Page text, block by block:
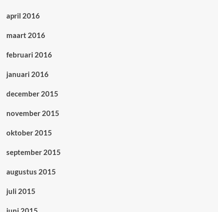
april 2016
maart 2016
februari 2016
januari 2016
december 2015
november 2015
oktober 2015
september 2015
augustus 2015
juli 2015